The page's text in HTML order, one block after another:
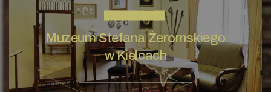
Muzeum Stefana Żeromskiego
w Kielcach